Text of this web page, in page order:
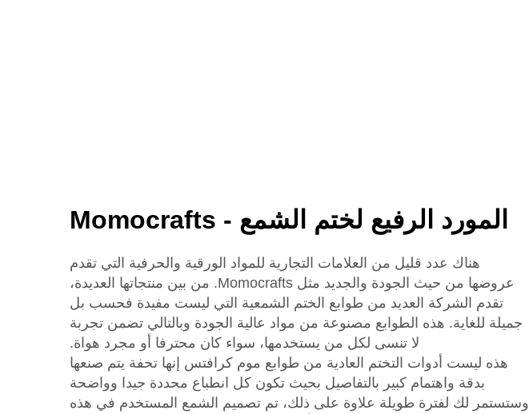
المورد الرفيع لختم الشمع - Momocrafts
هناك عدد قليل من العلامات التجارية للمواد الورقية والحرفية التي تقدم
عروضها من حيث الجودة والجديد مثل Momocrafts. من بين منتجاتها العديدة،
تقدم الشركة العديد من طوابع الختم الشمعية التي ليست مفيدة فحسب بل
جميلة للغاية. هذه الطوابع مصنوعة من مواد عالية الجودة وبالتالي تضمن تجربة
لا تنسى لكل من يستخدمها، سواء كان محترفا أو مجرد هواة.
هذه ليست أدوات التختم العادية من طوابع موم كرافتس إنها تحفة يتم صنعها
بدقة واهتمام كبير بالتفاصيل بحيث تكون كل انطباع محددة جيدا وواضحة
وستستمر لك لفترة طويلة علاوة على ذلك، تم تصميم الشمع المستخدم في هذه